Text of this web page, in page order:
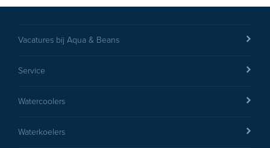
Vacatures bij Aqua & Beans
Service
Watercoolers
Waterkoelers